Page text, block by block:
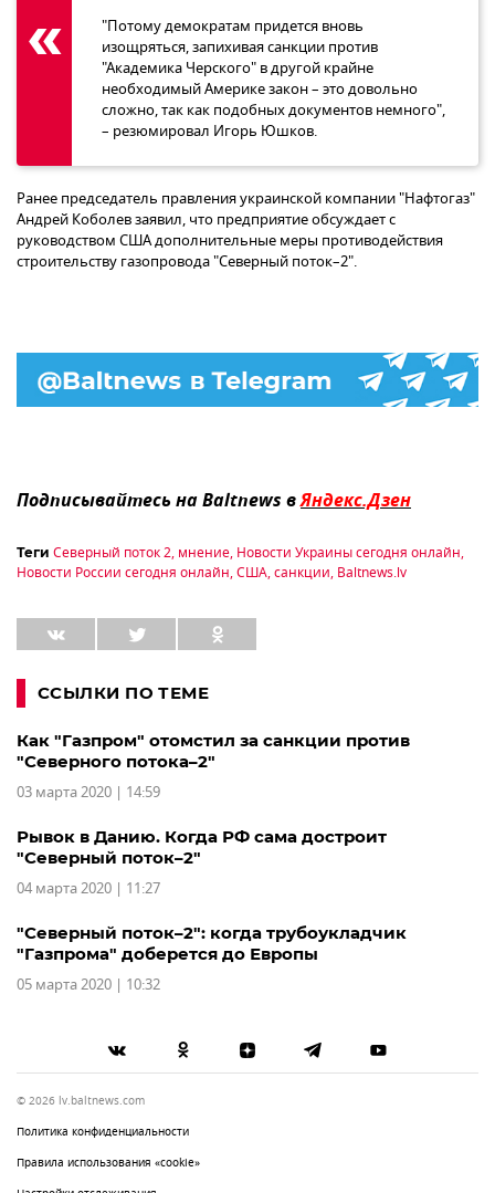
"Потому демократам придется вновь
изощряться, запихивая санкции против
"Академика Черского" в другой крайне
необходимый Америке закон – это довольно
сложно, так как подобных документов немного",
– резюмировал Игорь Юшков.
Ранее председатель правления украинской компании "Нафтогаз"
Андрей Коболев заявил, что предприятие обсуждает с
руководством США дополнительные меры противодействия
строительству газопровода "Северный поток–2".
Подписывайтесь на Baltnews вЯндекс.Дзен
Теги Северный поток 2, мнение, Новости Украины сегодня онлайн,
Новости России сегодня онлайн,США,санкции, Baltnews.lv
ССЫЛКИ ПО ТЕМЕ
Как "Газпром" отомстил за санкции против
"Северного потока–2"
03 марта 2020 | 14:59
Рывок в Данию. Когда РФ сама достроит
"Северный поток–2"
04 марта 2020 | 11:27
"Северный поток–2": когда трубоукладчик
"Газпрома" доберется до Европы
05 марта 2020 | 10:32
© 2026 lv.baltnews.com
Политика конфиденциальности
Правила использования «cookie»